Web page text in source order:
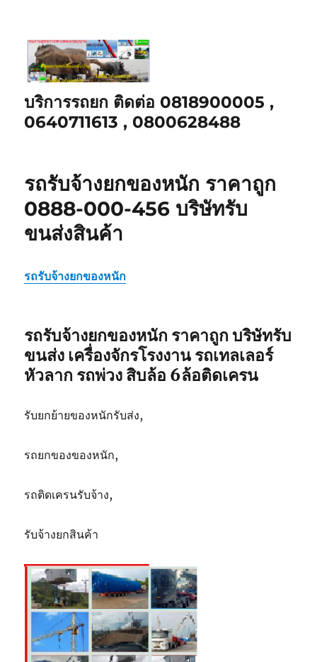
บริการรถยก ติดต่อ 0818900005 ,
0640711613 , 0800628488
รถรับจ้างยกของหนัก ราคาถูก
0888-000-456 บริษัทรับ
ขนส่งสินค้า
รถรับจ้างยกของหนัก
รถรับจ้างยกของหนัก ราคาถูก บริษัทรับ
ขนส่ง เครื่องจักรโรงงาน รถเทลเลอร์
หัวลาก รถพ่วง สิบล้อ 6ล้อติดเครน
รับยกย้ายของหนักรับส่ง,
รถยกของของหนัก,
รถติดเครนรับจ้าง,
รับจ้างยกสินค้า